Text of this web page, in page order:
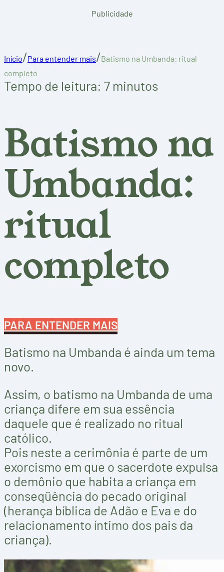
Publicidade
Início/Para entender mais/Batismo na Umbanda: ritual
completo
Tempo de leitura: 7 minutos
Batismo na
Umbanda:
ritual
completo
PARA ENTENDER MAIS
Batismo na Umbanda é ainda um tema
novo.
Assim, o batismo na Umbanda de uma
criança difere em sua essência
daquele que é realizado no ritual
católico.
Pois neste a cerimônia é parte de um
exorcismo em que o sacerdote expulsa
o demônio que habita a criança em
conseqüência do pecado original
(herança bíblica de Adão e Eva e do
relacionamento íntimo dos pais da
criança).